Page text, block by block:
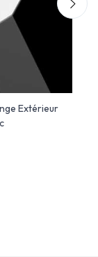
Extérieur